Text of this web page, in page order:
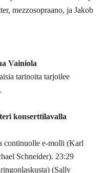
mezzosopraano, ja Jakob
Vainiola
tarinoita tarjoilee
konserttilavalla
continuolle e-molli (Karl
Schneider). 23:29
(Sally